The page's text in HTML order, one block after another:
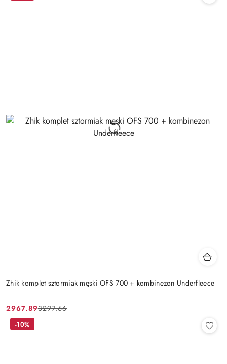
Zhik komplet sztormiak męski OFS 700 + kombinezon Underfleece
Cena
promocyjna:
2967.89
Cena
przed
3297.66
-10%